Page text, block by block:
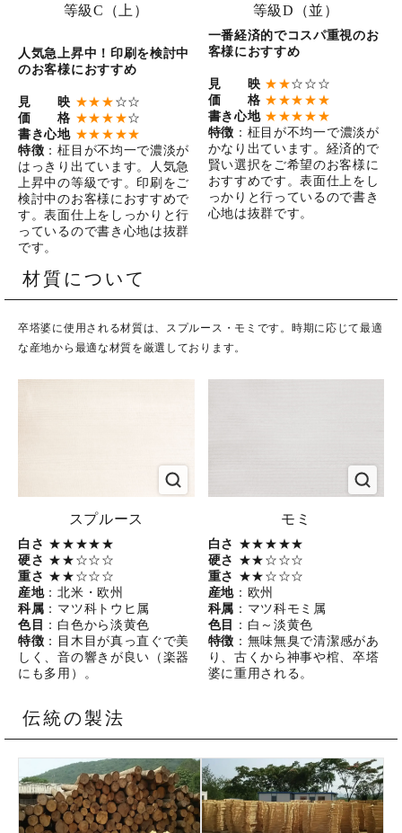
等級C（上）
人気急上昇中！印刷を検討中
のお客様におすすめ
見 映 ★★★ ☆☆
価 格 ★★★★☆
書き心地 ★★★★★
特徴 ：柾目が不均一で濃淡が
はっきり出ています。人気急
上昇中の等級です。印刷をご
検討中のお客様におすすめで
す。表面仕上をしっかりと行
っているので書き心地は抜群
です。
等級D（並）
一番経済的でコスパ重視のお
客様におすすめ
見 映 ★★☆☆☆
価 格 ★★★★★
書き心地 ★★★★★
特徴 ：柾目が不均一で濃淡が
かなり出ています。経済的で
賢い選択をご希望のお客様に
おすすめです。表面仕上をし
っかりと行っているので書き
心地は抜群です。
材質について
卒塔婆に使用される材質は、スプルース・モミです。時期に応じて最適
な産地から最適な材質を厳選しております。
スプルース
白さ ★★★★★
硬さ ★★☆☆☆
重さ ★★☆☆☆
産地：北米・欧州
科属 ：マツ科トウヒ属
色目 ：白色から淡黄色
特徴 ：目木目が真っ直ぐで美
しく、音の響きが良い（楽器
にも多用）。
モミ
白さ ★★★★★
硬さ ★★☆☆☆
重さ ★★☆☆☆
産地：欧州
科属 ：マツ科モミ属
色目
：白～淡黄色
特徴 ：無味無臭で清潔感があ
り、古くから神事や棺、卒塔
婆に重用される。
伝統の製法